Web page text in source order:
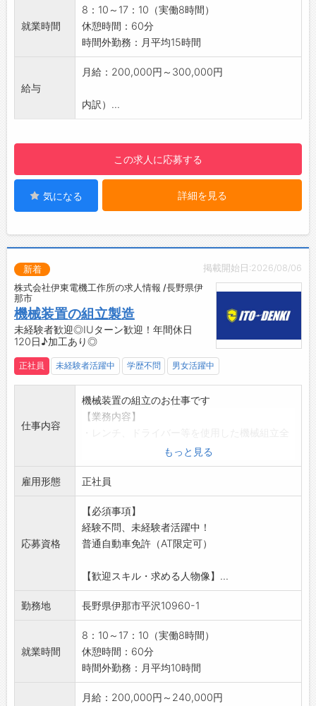
製作します
【出張について】
・顧客先や外注先での使用打合せなど、出張が
発生致します。
【おすすめポイント♪】
きます。
・先輩社員がしっかりサポートするため、設計
の知識やスキルを基礎から身につけられる環境
です。
・一品一様の装置を手掛けるため、毎回新鮮な
気持ちで設計に取り組めます
活躍する様子を見られることも、大きなやりが
いです
・お客様のご要望を形にする「ものづくり」の
醍醐味を実感できる仕事です
■IUターン歓迎！
・遠方から転居される方には、家賃補助制度あ
・新しい環境でのスタートを会社がサポート！
安心して新生活を始められます
い方にもおすすめです
・無料駐車場完備
・制服：貸与
・安全靴：3,000円補助
・更衣室、ロッカー完備
・仕出し弁当注文可能
【会社の特徴】
■分野横断的な「発想力」で課題を解決
・ごく小さなもの、形状の複雑なもの、薄く軟
弱なものなど、ハンドリングの難しい製品の取
り扱いこそ、弊社が得意とする分野です。
・その工程をいかに機械化・自動化するかとい
ったご要望に対して、分野横断的な豊かな発想
就業時間
8：10～17：10（実働8時間）
休憩時間：60分
時間外勤務：月平均15時間
給与
月給：200,000円～300,000円
内訳）...
この求人に応募する
気になる 詳細を見る
掲載開始日:2026/08/06
新着
株式会社伊東電機工作所の求人情報 /長野県伊
那市
機械装置の組立製造
未経験者歓迎◎IUターン歓迎！年間休日
120日♪加工あり◎
正社員 未経験者活躍中 学歴不問 男女活躍中
仕事内容
機械装置の組立のお仕事です
【業務内容】
・機械のフレーム組みからユニットの組付け、
配線など
・ボール盤での穴あけ、旋盤での切削加工など
の加工業務
◎工作機械を使った部品加工や組立・検査など
多岐にわたります
・産業用設備のメーカーとして、多種多様な製
品を製造しています
・個別オーダーに基づく多品種少量生産品がほ
・電子機器メーカーや自動車関連、医療機器、
食品分野など
◎さまざまな業界のお客様からの注文に応じ
て、大小さまざな製品をチームで協力しながら
もっと見る
雇用形態 正社員
応募資格
【必須事項】
経験不問、未経験者活躍中！
普通自動車免許（AT限定可）
【歓迎スキル・求める人物像】...
勤務地 長野県伊那市平沢10960-1
就業時間
8：10～17：10（実働8時間）
休憩時間：60分
時間外勤務：月平均10時間
月給：200,000円～240,000円